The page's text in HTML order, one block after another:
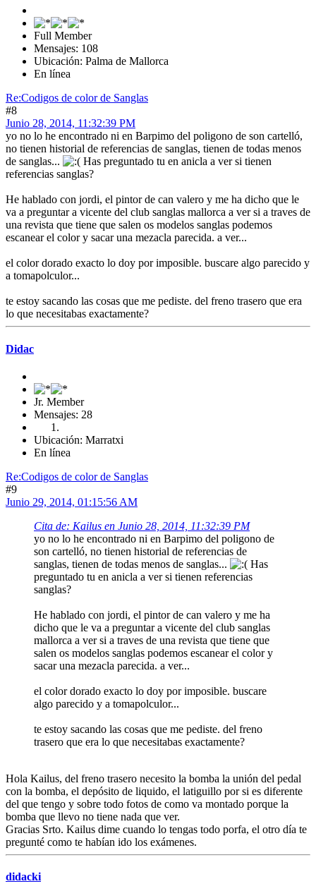
Full Member
Mensajes: 108
Ubicación: Palma de Mallorca
En línea
Re:Codigos de color de Sanglas
#8
Junio 28, 2014, 11:32:39 PM
yo no lo he encontrado ni en Barpimo del poligono de son cartelló,
no tienen historial de referencias de sanglas, tienen de todas menos
de sanglas...
Has preguntado tu en anicla a ver si tienen
referencias sanglas?
He hablado con jordi, el pintor de can valero y me ha dicho que le
va a preguntar a vicente del club sanglas mallorca a ver si a traves de
una revista que tiene que salen os modelos sanglas podemos
escanear el color y sacar una mezacla parecida. a ver...
el color dorado exacto lo doy por imposible. buscare algo parecido y
a tomapolculor...
te estoy sacando las cosas que me pediste. del freno trasero que era
lo que necesitabas exactamente?
Didac
Jr. Member
Mensajes: 28
Ubicación: Marratxi
En línea
Re:Codigos de color de Sanglas
#9
Junio 29, 2014, 01:15:56 AM
Cita de: Kailus en Junio 28, 2014, 11:32:39 PM
yo no lo he encontrado ni en Barpimo del poligono de
son cartelló, no tienen historial de referencias de
sanglas, tienen de todas menos de sanglas...
Has
preguntado tu en anicla a ver si tienen referencias
sanglas?
He hablado con jordi, el pintor de can valero y me ha
dicho que le va a preguntar a vicente del club sanglas
mallorca a ver si a traves de una revista que tiene que
salen os modelos sanglas podemos escanear el color y
sacar una mezacla parecida. a ver...
el color dorado exacto lo doy por imposible. buscare
algo parecido y a tomapolculor...
te estoy sacando las cosas que me pediste. del freno
trasero que era lo que necesitabas exactamente?
Hola Kailus, del freno trasero necesito la bomba la unión del pedal
con la bomba, el depósito de liquido, el latiguillo por si es diferente
del que tengo y sobre todo fotos de como va montado porque la
bomba que llevo no tiene nada que ver.
Gracias Srto. Kailus dime cuando lo tengas todo porfa, el otro día te
pregunté como te habían ido los exámenes.
didacki